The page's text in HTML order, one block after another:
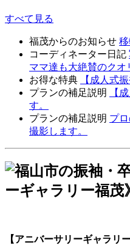
すべて見る
福茂からのお知らせ
コーディネーター日記
ママ達も大絶賛のクオ
お得な特典
【成人式
プランの補足説明
【
す。
プランの補足説明 プ
撮影します。
【アニバーサリーギャラリ